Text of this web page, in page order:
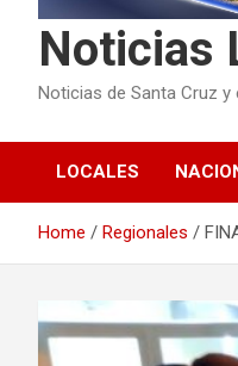
Noticias
Noticias de Santa Cruz y
LOCALES
Home Regionales